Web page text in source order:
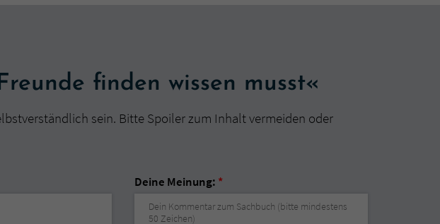
finden wissen musst«
sein. Bitte Spoiler zum Inhalt vermeiden oder
Deine Meinung: *